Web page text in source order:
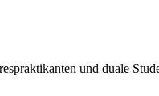
und duale